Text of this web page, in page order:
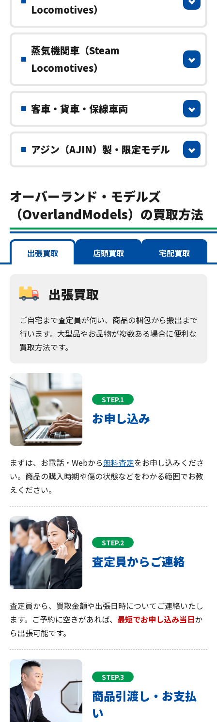
Locomotives）
蒸気機関車（Steam
Locomotives）
客車・貨車・保線車両
アジン（AJIN）製・限定モデル
オーバーランド・モデルズ
（OverlandModels）の買取方法
出張買取 店頭買取 宅配買取
出張買取
ご自宅まで査定員が伺い、商品の梱包から搬出まで
行います。大型品やお品物が複数ある場合に便利な
買取方法です。
STEP.1
お申し込み
まずは、お電話・Webから無料査定をお申し込みくださ
い。商品の購入時期や傷の状態などをわかる範囲でお教
えください。
STEP.2
査定員からご連絡
査定員から、買取金額や出張日時についてご連絡いたし
ます。ご予約に空きがあれば、 最短でお申し込み当日か
ら出張可能です。
STEP.3
商品引渡し・お支払
い